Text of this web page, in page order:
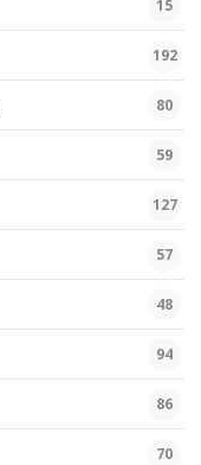
15
192
80
59
127
57
48
94
86
70